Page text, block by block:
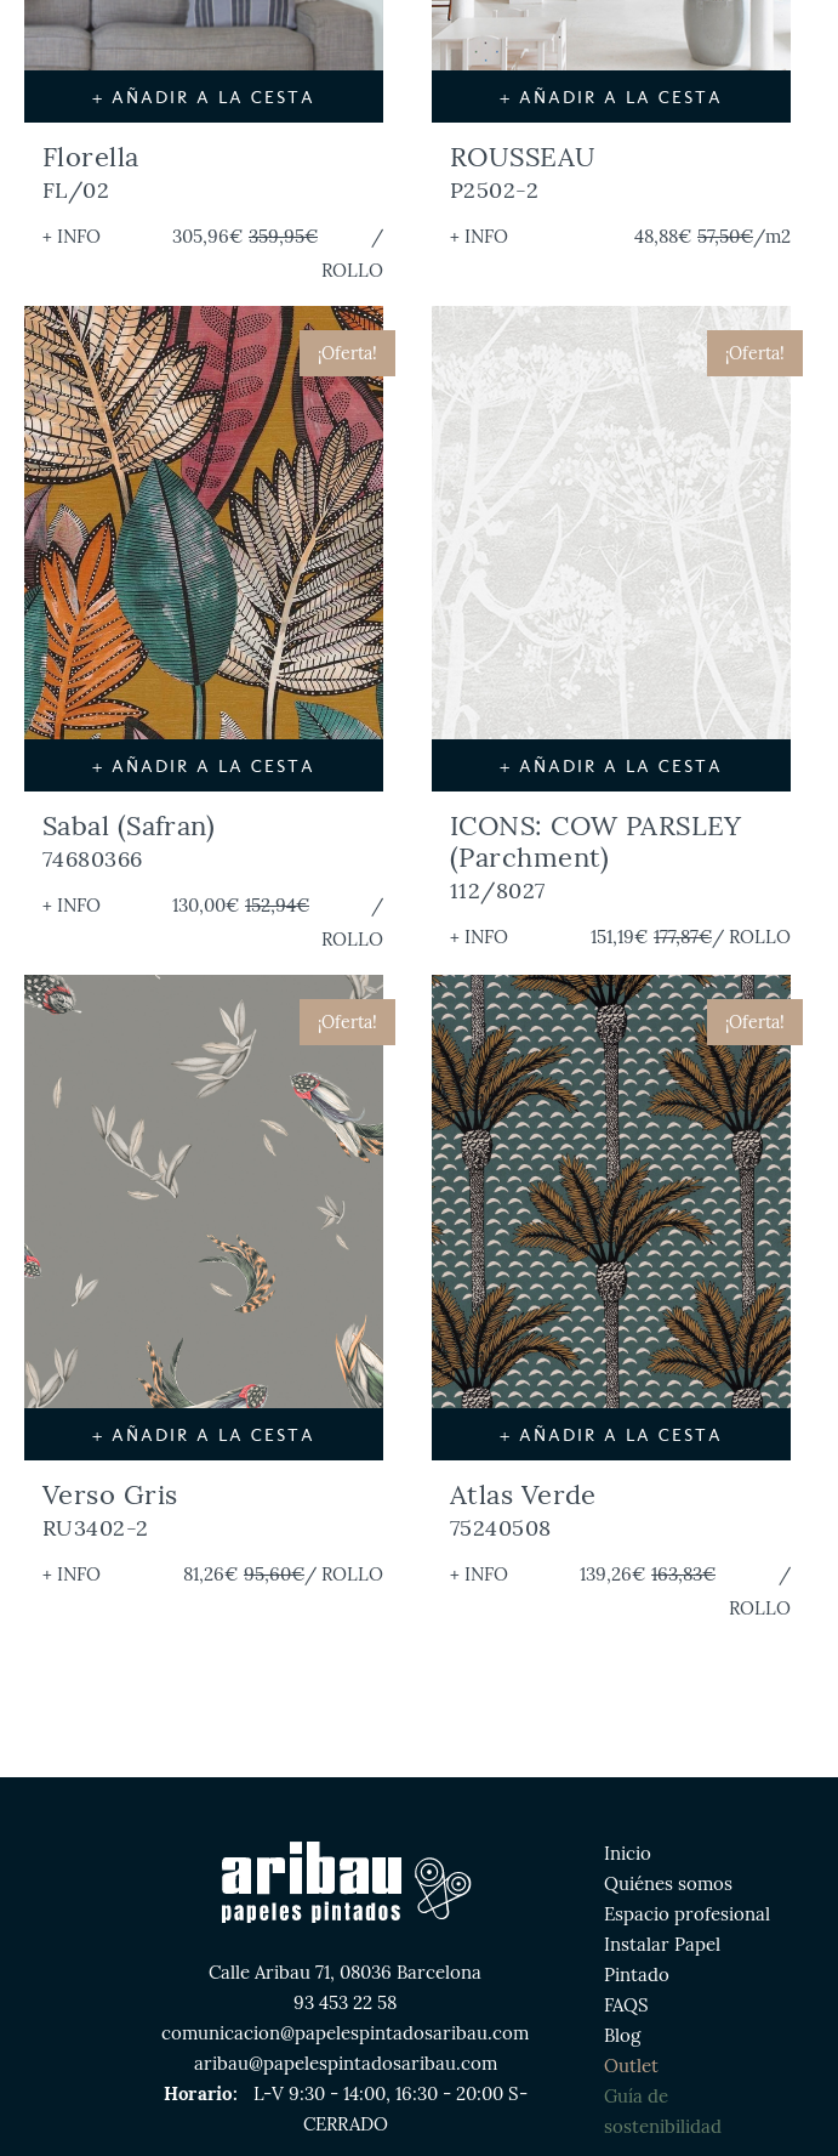
+ AÑADIR A LA CESTA
Florella
FL/02
+ INFO 305,96€ 359,95€
/
ROLLO
+ AÑADIR A LA CESTA
ROUSSEAU
P2502-2
+ INFO 48,88€ 57,50€/m2
¡Oferta!
+ AÑADIR A LA CESTA
Sabal (Safran)
74680366
+ INFO 130,00€ 152,94€
/
ROLLO
¡Oferta!
+ AÑADIR A LA CESTA
ICONS: COW PARSLEY
(Parchment)
112/8027
+ INFO 151,19€ 177,87€/ ROLLO
¡Oferta!
+ AÑADIR A LA CESTA
Verso Gris
RU3402-2
+ INFO 81,26€ 95,60€/ ROLLO
¡Oferta!
+ AÑADIR A LA CESTA
Atlas Verde
75240508
+ INFO 139,26€ 163,83€
/
ROLLO
Calle Aribau 71, 08036 Barcelona
93 453 22 58
comunicacion@papelespintadosaribau.com
aribau@papelespintadosaribau.com
Horario:
L-V 9:30 - 14:00, 16:30 - 20:00 S-
CERRADO
Inicio
Quiénes somos
Espacio profesional
Instalar Papel
Pintado
FAQS
Blog
Outlet
Guía de
sostenibilidad